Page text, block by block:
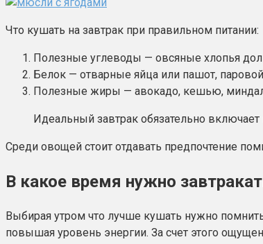
Что кушать на завтрак при правильном питании:
Полезные углеводы — овсяные хлопья
Белок — отварные яйца или пашот, паровой
Полезные жиры — авокадо, кешью,
Идеальный завтрак обязательно
Среди овощей стоит отдавать предпочтение
В какое время нужно
Выбирая утром что лучше кушать нужно
повышая уровень энергии. За счет этого